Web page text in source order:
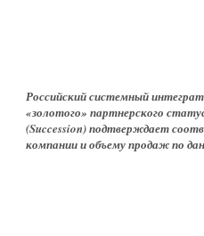
Российский системный
«золотого» партнерского
(Succession) подтверждает
компании и объему продаж по